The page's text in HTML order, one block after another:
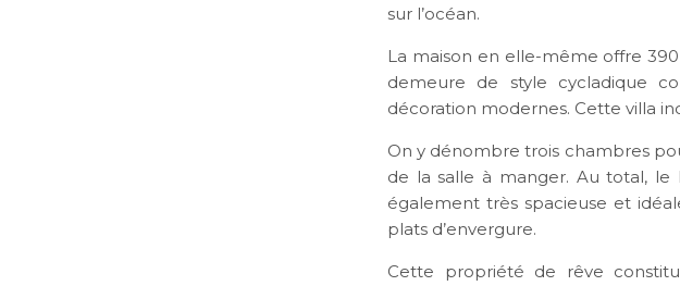
sur l’océan.
La maison en elle-même offre 390
demeure de style cycladique
décoration modernes. Cette villa
On y dénombre trois chambres
de la salle à manger. Au total, le
également très spacieuse et
plats d’envergure.
Cette propriété de rêve